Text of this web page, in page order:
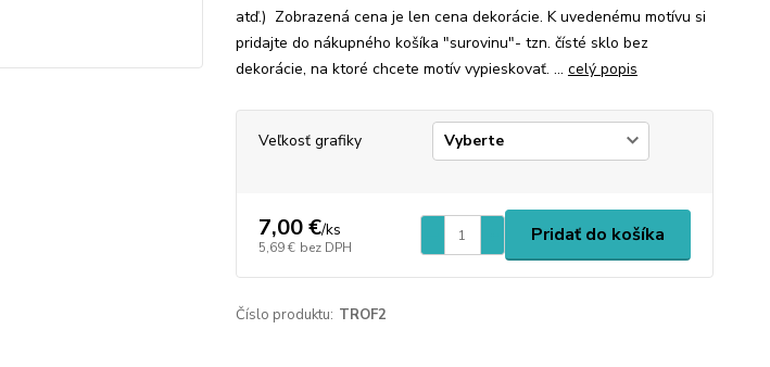
atď.) Zobrazená cena je len cena dekorácie. K uvedenému motívu si
pridajte do nákupného košíka "surovinu"- tzn. čísté sklo bez
dekorácie, na ktoré chcete motív vypieskovať. ... celý popis
Veľkosť grafiky
7,00 €/ks
5,69 € bez DPH
Pridať do košíka
Číslo produktu: TROF2